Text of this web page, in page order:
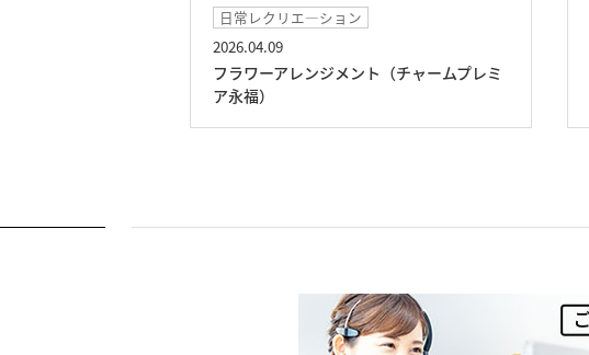
日常レクリエ―ション
2026.04.09
フラワーアレンジメント（チャームプレミ
ア永福）